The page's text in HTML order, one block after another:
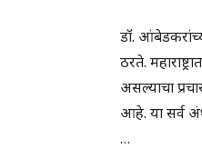
डॉ.
ठरते.
असल्याचा
आहे. या सर्व
…